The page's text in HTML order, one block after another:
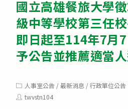
國立高雄餐旅大學
級中等學校第三任
即日起至114年7月
予公告並推薦適當人
Post
category:
人事室公告 /最新消息 /行政單位公告
Posttwvstn104